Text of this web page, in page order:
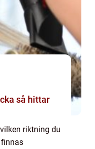
riktning du